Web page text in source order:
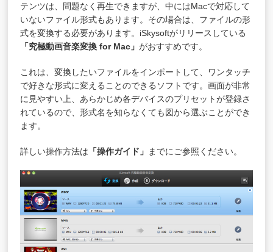
テンツは、問題なく再生できますが、中にはMacで対応して
いないファイル形式もあります。その場合は、ファイルの形
式を変換する必要があります。iSkysoftがリリースしている
「究極動画音楽変換 for Mac 」がおすすめです。
これは、変換したいファイルをインポートして、ワンタッチ
で好きな形式に変えることのできるソフトです。画面が非常
に見やすい上、あらかじめ各デバイスのプリセットが登録さ
れているので、形式名を知らなくても図から選ぶことができ
ます。
詳しい操作方法は 「操作ガイド 」 までにご参照ください。